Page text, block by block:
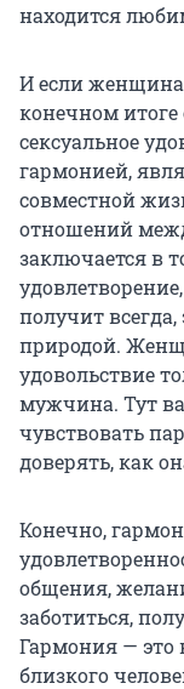
находится
И если женщина
конечном итоге
сексуальное
гармонией,
совместной
отношений
заключается в
получит
природой.
удовольствие
мужчина. Тут
чувствовать
доверять, как
Конечно,
общения,
заботиться,
Гармония — это
близкого